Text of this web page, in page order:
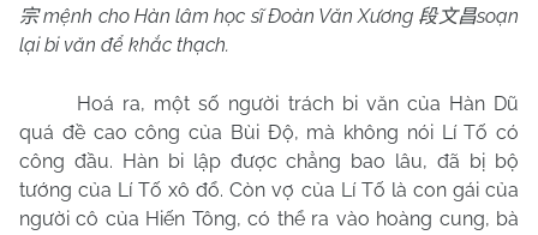
宗mệnh cho Hàn lâm học sĩ Đoàn Văn Xương 段文昌soạn
lại bi văn để khắc thạch.
Hoá ra, một số người trách bi văn của Hàn Dũ
quá đề cao công của Bùi Độ, mà không nói Lí Tố có
công đầu. Hàn bi lập được chẳng bao lâu, đã bị bộ
tướng của Lí Tố xô đổ. Còn vợ của Lí Tố là con gái của
người cô của Hiến Tông, có thể ra vào hoàng cung, bà